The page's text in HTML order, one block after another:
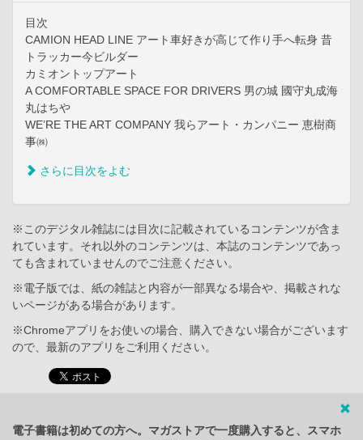
目次
CAMION HEAD LINE アート車好きが高じて作り手へ転身 昔
トラッカー今ビルダー
カミオントップアート
A COMFORTABLE SPACE FOR DRIVERS 男の城 國守丸成海
丸はちや
WE’RE THE ART COMPANY 我らアート・カンパニー 恵樹商
事㈱
さらに目次をよむ
※このデジタル雑誌には目次に記載されているコンテンツが含ま
れています。それ以外のコンテンツは、本誌のコンテンツであっ
ても含まれていませんのでご注意ください。
※電子版では、紙の雑誌と内容が一部異なる場合や、掲載されな
いページがある場合があります。
※Chromeアプリをお使いの場合、購入できない場合がございます
ので、最新のアプリをご利用ください。
電子書籍は初めての方へ。マガストアで一度購入すると、スマホ